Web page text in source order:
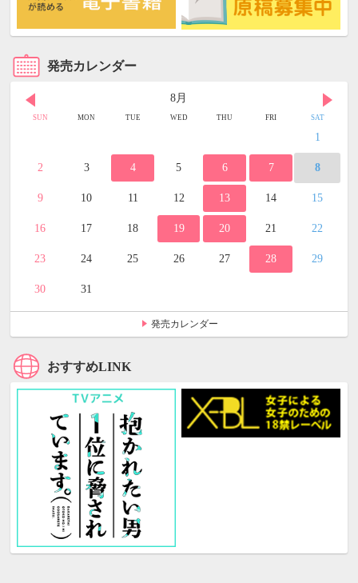
発売カレンダー
8月
SUN MON TUE WED THU FRI SAT
1
2 3 4 5 6 7 8
9 10 11 12 13 14 15
16 17 18 19 20 21 22
23 24 25 26 27 28 29
30 31
発売カレンダー
おすすめLINK